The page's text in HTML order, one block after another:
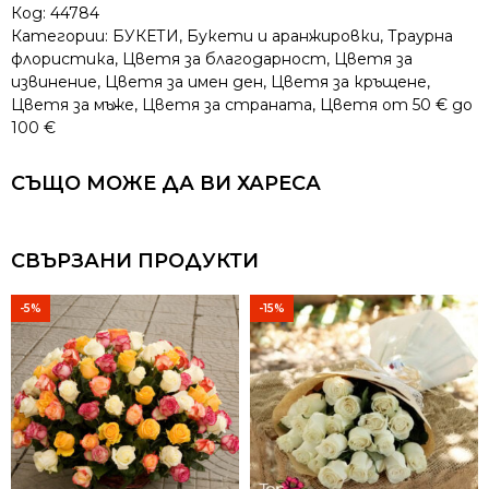
Код: 44784
Категории: БУКЕТИ, Букети и аранжировки, Траурна
флористика, Цветя за благодарност, Цветя за
извинение, Цветя за имен ден, Цветя за кръщене,
Цветя за мъже, Цветя за страната, Цветя от 50 € до
100 €
СЪЩО МОЖЕ ДА ВИ ХАРЕСА
СВЪРЗАНИ ПРОДУКТИ
-5% -15%